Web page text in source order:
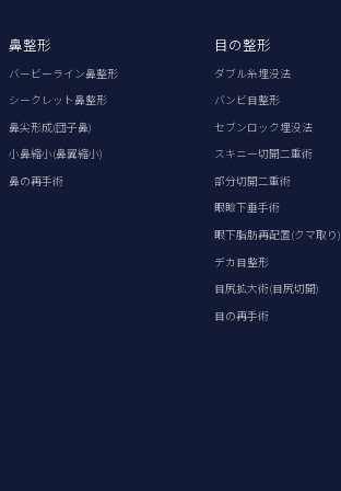
鼻整形
バービーライン鼻整形
シークレット鼻整形
鼻尖形成(団子鼻)
小鼻縮小(鼻翼縮小)
鼻の再手術
目の整形
ダブル糸埋没法
バンビ目整形
セブンロック埋没法
スキニー切開二重術
部分切開二重術
眼瞼下垂手術
眼下脂肪再配置(クマ取り)
デカ目整形
目尻拡大術(目尻切開)
目の再手術